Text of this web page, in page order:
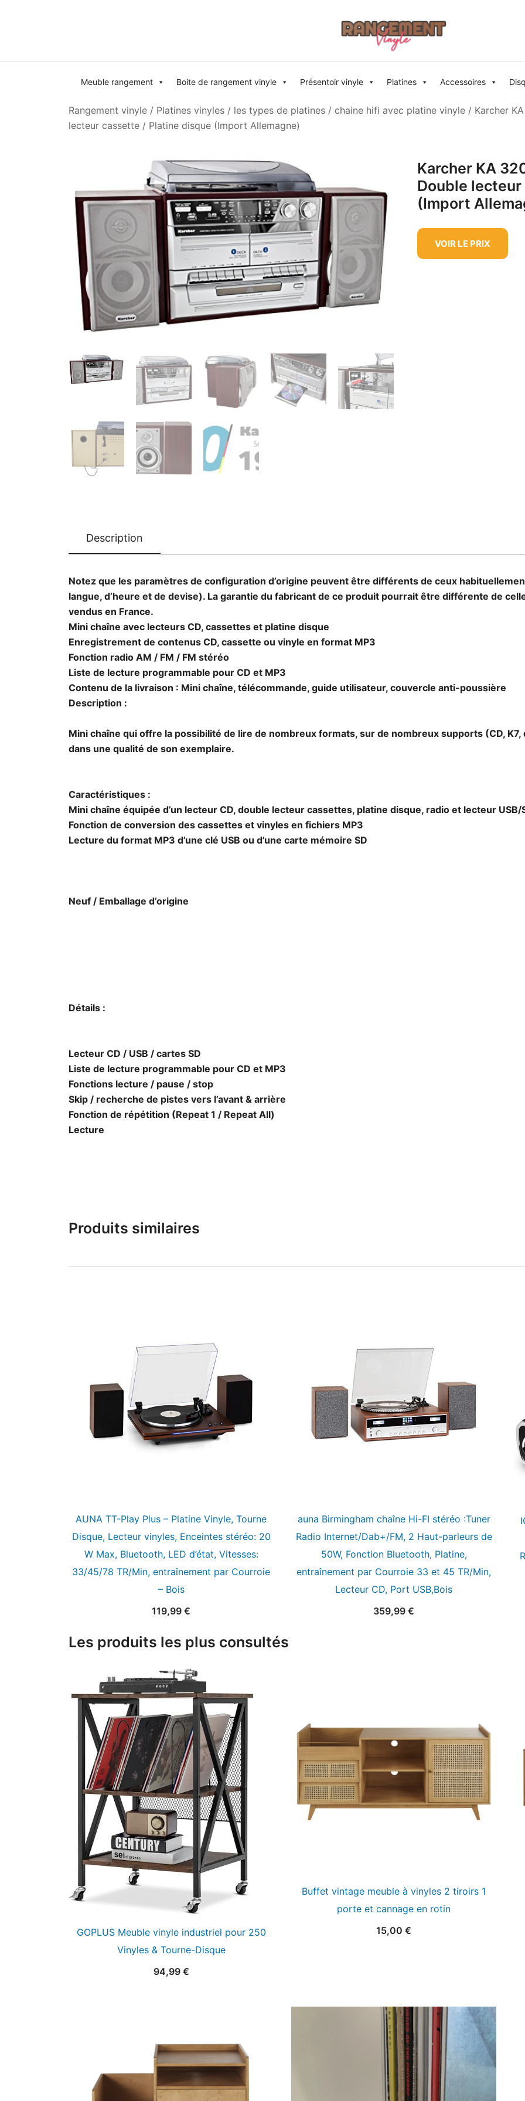
Meuble rangement Boite de rangement vinyle Présentoir vinyle Platines Accessoires
Rangement vinyle / Platines vinyles / les types de platines / chaine hifi avec platine vinyle / Karcher
lecteur cassette / Platine disque (Import Allemagne)
Karcher KA
Double
(Import
VOIR LE PRIX
Description
Notez que les paramètres de configuration d’origine peuvent être différents de ceux
langue, d’heure et de devise). La garantie du fabricant de ce produit pourrait être différente de
vendus en France.
Mini chaîne avec lecteurs CD, cassettes et platine disque
Enregistrement de contenus CD, cassette ou vinyle en format MP3
Fonction radio AM / FM / FM stéréo
Liste de lecture programmable pour CD et MP3
Contenu de la livraison : Mini chaîne, télécommande, guide utilisateur, couvercle anti-poussière
Description :
Mini chaîne qui offre la possibilité de lire de nombreux formats, sur de nombreux supports (CD,
dans une qualité de son exemplaire.
Caractéristiques :
Mini chaîne équipée d’un lecteur CD, double lecteur cassettes, platine disque, radio et lecteur USB/
Fonction de conversion des cassettes et vinyles en fichiers MP3
Lecture du format MP3 d’une clé USB ou d’une carte mémoire SD
Neuf / Emballage d’origine
Détails :
Lecteur CD / USB / cartes SD
Liste de lecture programmable pour CD et MP3
Fonctions lecture / pause / stop
Skip / recherche de pistes vers l’avant & arrière
Fonction de répétition (Repeat 1 / Repeat All)
Lecture
Produits similaires
AUNA TT-Play Plus – Platine Vinyle, Tourne
Disque, Lecteur vinyles, Enceintes stéréo: 20
W Max, Bluetooth, LED d’état, Vitesses:
33/45/78 TR/Min, entraînement par Courroie
– Bois
119,99 €
auna Birmingham chaîne Hi-FI stéréo :Tuner
Radio Internet/Dab+/FM, 2 Haut-parleurs de
50W, Fonction Bluetooth, Platine,
entraînement par Courroie 33 et 45 TR/Min,
Lecteur CD, Port USB,Bois
359,99 €
Les produits les plus consultés
GOPLUS Meuble vinyle industriel pour 250
Vinyles & Tourne-Disque
94,99 €
Buffet vintage meuble à vinyles 2 tiroirs 1
porte et cannage en rotin
15,00 €